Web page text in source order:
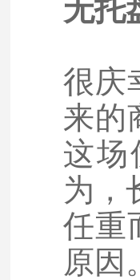
无托
很庆
来的
这场
为，
任重
原因